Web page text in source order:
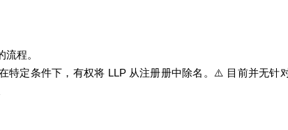
流程。
特定条件下，有权将 LLP 从注册册中除名。⚠️ 目前并无针